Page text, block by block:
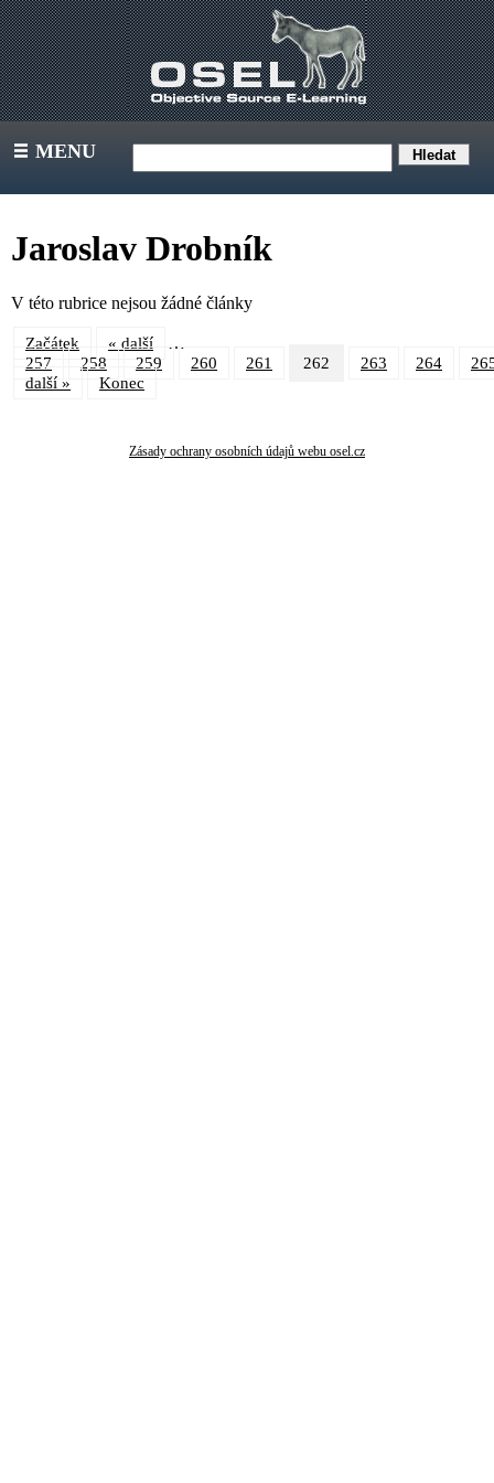
III MENU
Jaroslav Drobník
V této rubrice nejsou žádné články
Začátek « další …
257 258 259 260 261 262 263 264
další »
Konec
Zásady ochrany osobních údajů webu osel.cz